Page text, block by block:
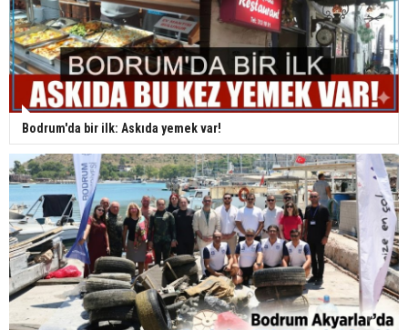
Bodrum'da bir ilk: Askıda yemek var!